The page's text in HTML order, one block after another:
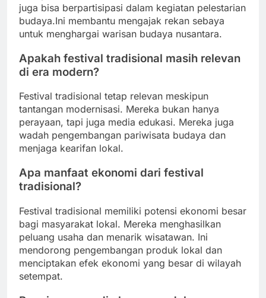
juga bisa berpartisipasi dalam kegiatan pelestarian
budaya.Ini membantu mengajak rekan sebaya
untuk menghargai warisan budaya nusantara.
Apakah festival tradisional masih relevan
di era modern?
Festival tradisional tetap relevan meskipun
tantangan modernisasi. Mereka bukan hanya
perayaan, tapi juga media edukasi. Mereka juga
wadah pengembangan pariwisata budaya dan
menjaga kearifan lokal.
Apa manfaat ekonomi dari festival
tradisional?
Festival tradisional memiliki potensi ekonomi besar
bagi masyarakat lokal. Mereka menghasilkan
peluang usaha dan menarik wisatawan. Ini
mendorong pengembangan produk lokal dan
menciptakan efek ekonomi yang besar di wilayah
setempat.